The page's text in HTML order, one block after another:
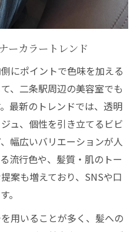
色を美容室で試すコツ
リングで叶える理想の色
た美容室選びのチェック
できるインナーカラーの
ジを抑える方法解説
ーチ有無のメリットと注
える美容室の施術方法
るダメージレスカラーの
ーカラートレンド
にポイントで色味を加える
、二条駅周辺の美容室でも
最新のトレンドでは、透明
ュ、個性を引き立てるビビ
幅広いバリエーションが人
流行色や、髪質・肌のトー
案も増えており、SNSや口
。
用いることが多く、髪への